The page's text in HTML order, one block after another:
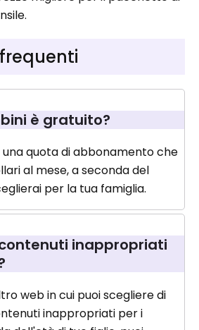
è gratuito?
una quota di abbonamento che
al mese, a seconda del
per la tua famiglia.
inappropriati
web in cui puoi scegliere di
inappropriati per i